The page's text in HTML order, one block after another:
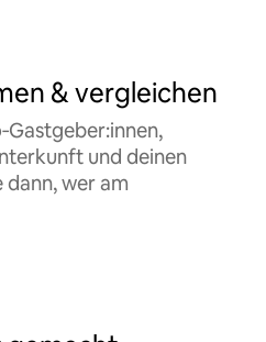
& vergleichen
und deinen
wer am